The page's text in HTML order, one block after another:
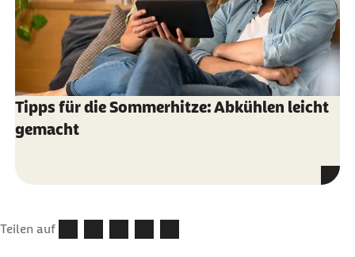
Tipps für die Sommerhitze: Abkühlen leicht
gemacht
Teilen auf